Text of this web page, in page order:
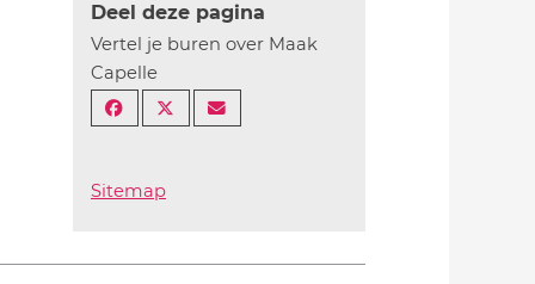
Deel deze pagina
Vertel je buren over Maak
Capelle
Sitemap